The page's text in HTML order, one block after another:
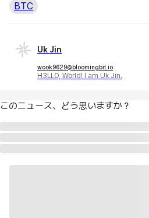
BTC
Uk Jin
wook9629@bloomingbit.io
H3LLO, World! I am Uk Jin.
このニュース、どう思いますか？